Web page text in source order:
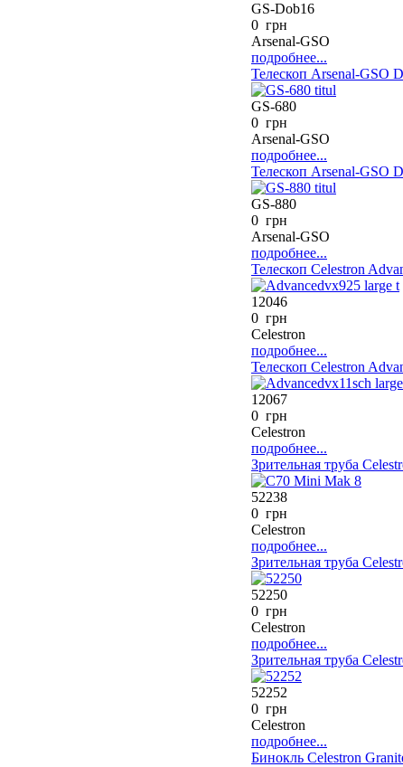
GS-Dob16
0 грн
Arsenal-GSO
подробнее...
Телескоп Arsenal-GSO
GS-680
0 грн
Arsenal-GSO
подробнее...
Телескоп Arsenal-GSO
GS-880
0 грн
Arsenal-GSO
подробнее...
Телескоп Celestron
12046
0 грн
Celestron
подробнее...
Телескоп Celestron
12067
0 грн
Celestron
подробнее...
Зрительная труба
52238
0 грн
Celestron
подробнее...
Зрительная труба
52250
0 грн
Celestron
подробнее...
Зрительная труба
52252
0 грн
Celestron
подробнее...
Бинокль Celestron